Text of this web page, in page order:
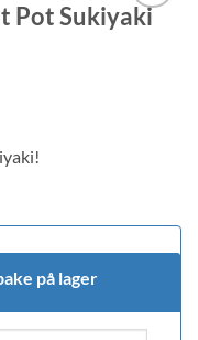
Legg til i
Pot Sukiyaki
på lager